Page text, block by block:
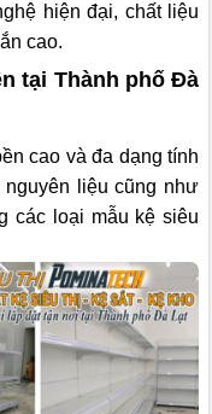
hiện đại, chất liệu
cao.
tại Thành phố Đà
cao và đa dạng tính
liệu cũng như
các loại mẫu kệ siêu